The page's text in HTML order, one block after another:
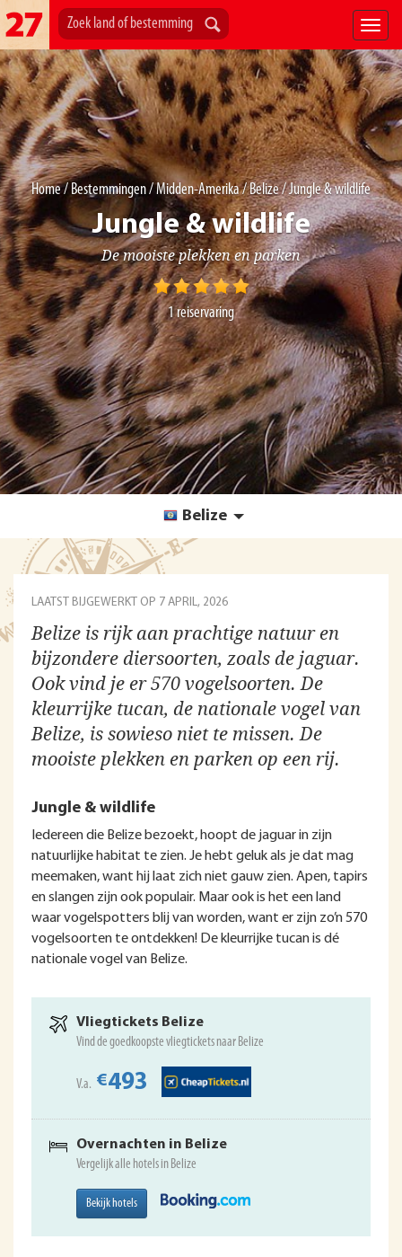
Home/ Bestemmingen/Midden-Amerika/Belize/ Jungle & wildlife
Jungle & wildlife
De mooiste plekken en parken
1reiservaring
Belize
LAATST BIJGEWERKT OP 7 APRIL, 2026
Belize is rijk aan prachtige natuur en
bijzondere diersoorten, zoals de jaguar.
Ook vind je er 570 vogelsoorten. De
kleurrijke tucan, de nationale vogel van
Belize, is sowieso niet te missen. De
mooiste plekken en parken op een rij.
Jungle & wildlife
Iedereen die Belize bezoekt, hoopt de jaguar in zijn
natuurlijke habitat te zien. Je hebt geluk als je dat mag
meemaken, want hij laat zich niet gauw zien. Apen, tapirs
en slangen zijn ook populair. Maar ook is het een land
waar vogelspotters blij van worden, want er zijn zo’n 570
vogelsoorten te ontdekken! De kleurrijke tucan is dé
nationale vogel van Belize.
Vliegtickets Belize
Vind de goedkoopste vliegtickets naar Belize
V.a. €493
Overnachten in Belize
Vergelijk alle hotels in Belize
Bekijk hotels